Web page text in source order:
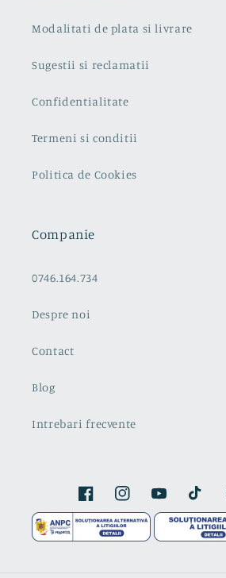
Modalitati de plata si livrare
Sugestii si reclamatii
Confidentialitate
Termeni si conditii
Politica de Cookies
Companie
0746.164.734
Despre noi
Contact
Blog
Intrebari frecvente
FacebookInstagramYouTubeTikTok